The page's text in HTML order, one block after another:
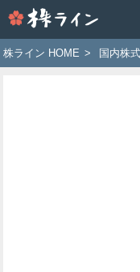
イ
ン
株ライン HOME > 国内株